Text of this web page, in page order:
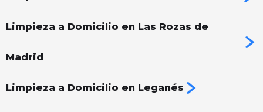
Limpieza a Domicilio en Las Rozas de
Madrid
Limpieza a Domicilio en Leganés